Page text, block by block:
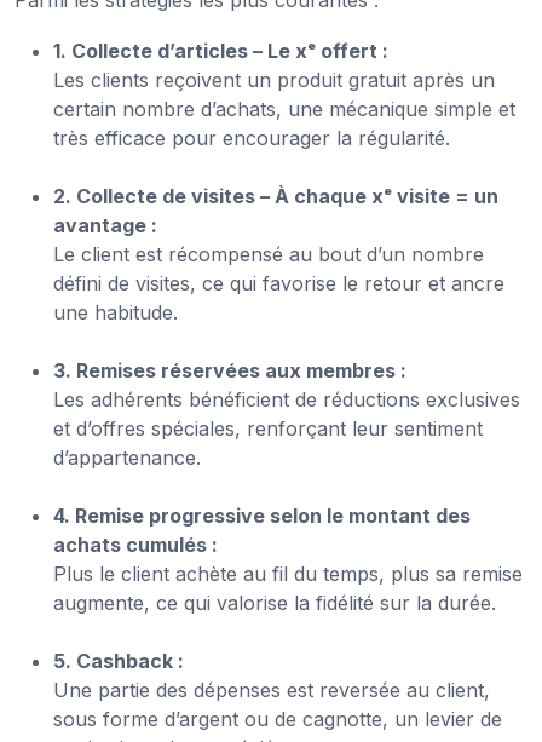
1. Collecte d’articles – Le xᵉ offert :
Les clients reçoivent un produit gratuit après un
certain nombre d’achats, une mécanique simple et
très efficace pour encourager la régularité.
2. Collecte de visites – À chaque xᵉ visite = un
avantage :
Le client est récompensé au bout d’un nombre
défini de visites, ce qui favorise le retour et ancre
une habitude.
3. Remises réservées aux membres :
Les adhérents bénéficient de réductions exclusives
et d’offres spéciales, renforçant leur sentiment
d’appartenance.
4. Remise progressive selon le montant des
achats cumulés :
Plus le client achète au fil du temps, plus sa remise
augmente, ce qui valorise la fidélité sur la durée.
5. Cashback :
Une partie des dépenses est reversée au client,
sous forme d’argent ou de cagnotte, un levier de